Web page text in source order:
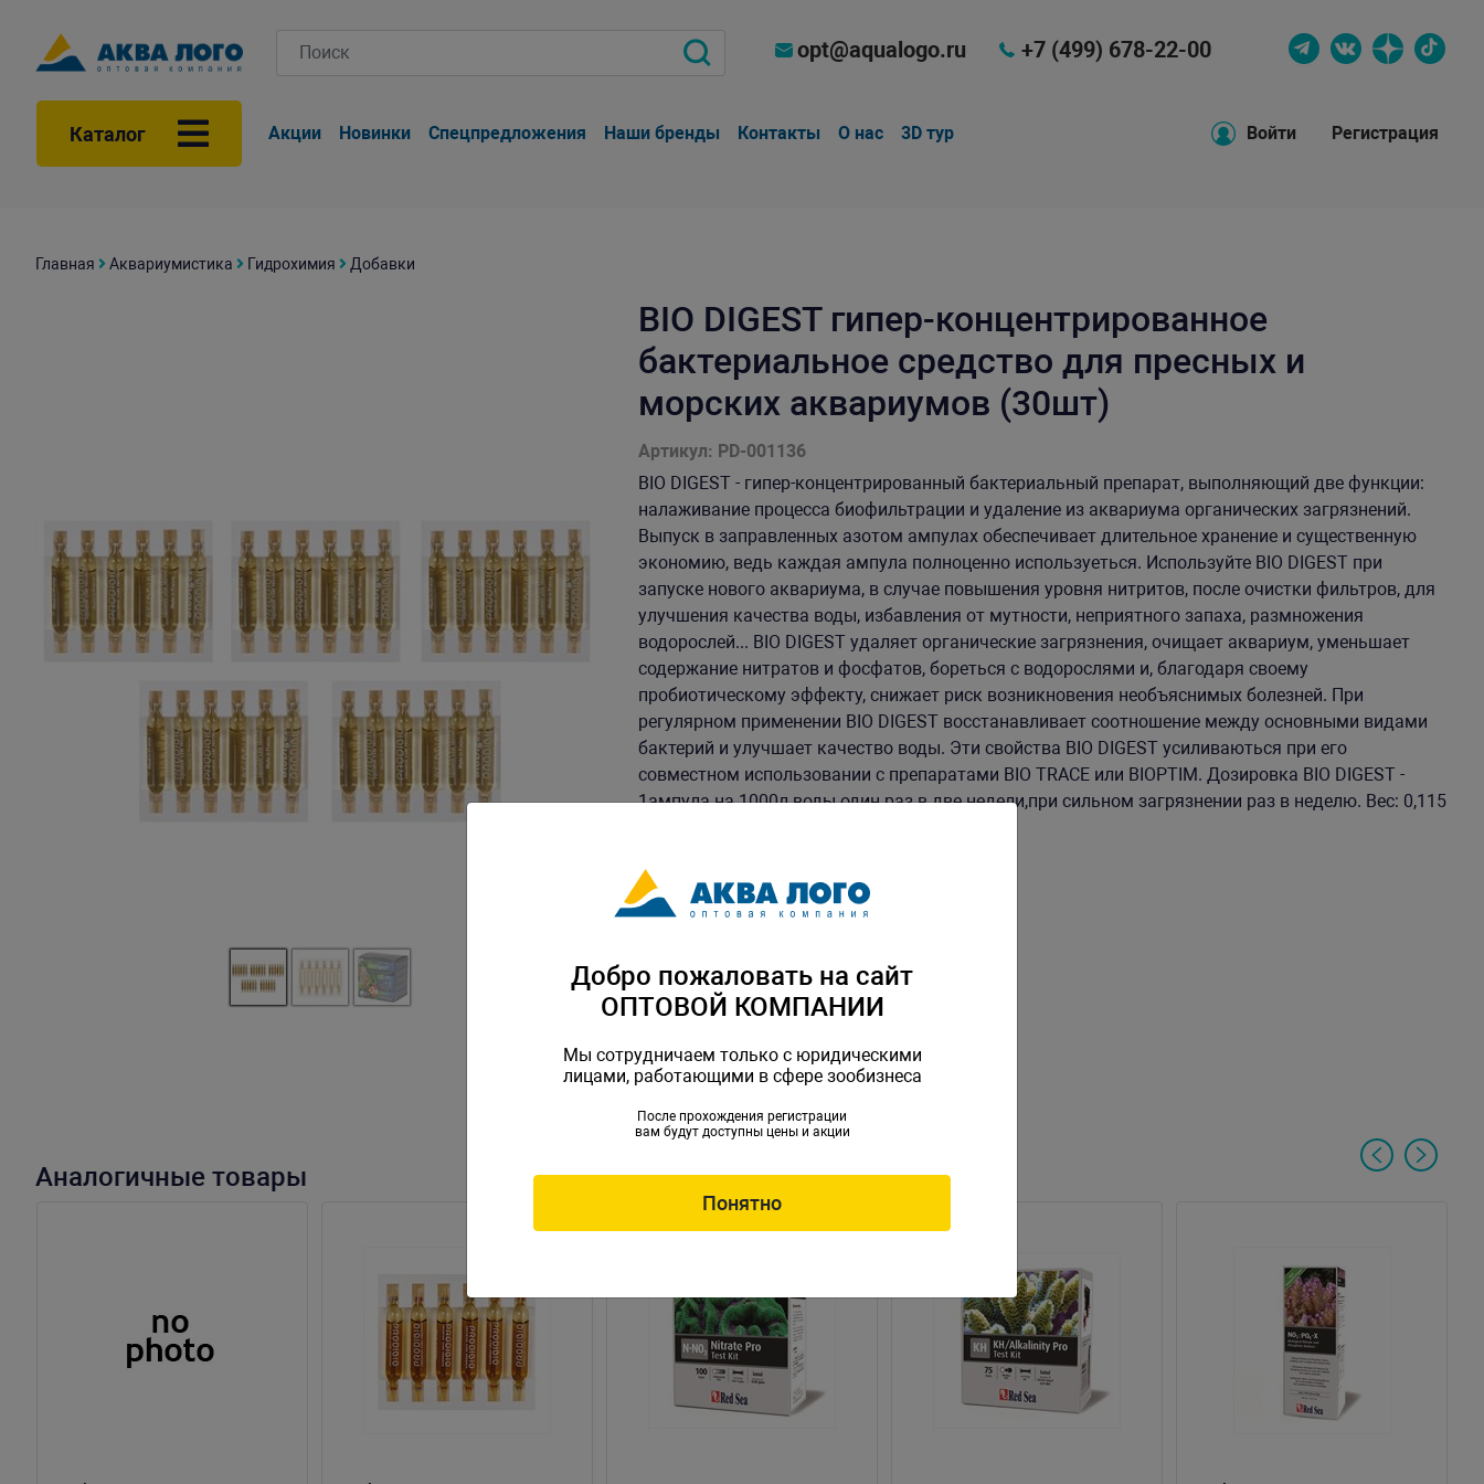
opt@aqualogo.ru +7 (499) 678-22-00
Каталог Акции Новинки Спецпредложения Наши бренды Контакты О нас 3D тур Войти Регистрация
Главная Аквариумистика Гидрохимия Добавки
BIO DIGEST гипер-концентрированное
бактериальное средство для пресных и
морских аквариумов (30шт)
Артикул: PD-001136
BIO DIGEST - гипер-концентрированный бактериальный препарат, выполняющий две функции:
налаживание процесса биофильтрации и удаление из аквариума органических загрязнений.
Выпуск в заправленных азотом ампулах обеспечивает длительное хранение и существенную
экономию, ведь каждая ампула полноценно используеться. Используйте BIO DIGEST при
запуске нового аквариума, в случае повышения уровня нитритов, после очистки фильтров, для
улучшения качества воды, избавления от мутности, неприятного запаха, размножения
водорослей... BIO DIGEST удаляет органические загрязнения, очищает аквариум, уменьшает
содержание нитратов и фосфатов, бореться с водорослями и, благодаря своему
пробиотическому эффекту, снижает риск возникновения необъяснимых болезней. При
регулярном применении BIO DIGEST восстанавливает соотношение между основными видами
бактерий и улучшает качество воды. Эти свойства BIO DIGEST усиливаються при его
совместном использовании с препаратами BIO TRACE или BIOPTIM. Дозировка BIO DIGEST -
1ампула на 1000л воды один раз в две недели,при сильном загрязнении раз в неделю. Вес: 0,115
Скачать каталог
Аналогичные товары
Добро пожаловать на сайт
ОПТОВОЙ КОМПАНИИ
Мы сотрудничаем только с юридическими
лицами, работающими в сфере зообизнеса
После прохождения регистрации
вам будут доступны цены и акции
Понятно